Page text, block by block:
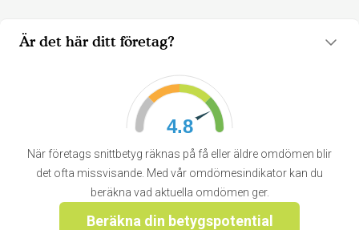
Är det här ditt företag?
4.8
När företags snittbetyg räknas på få eller äldre omdömen blir
det ofta missvisande. Med vår omdömesindikator kan du
beräkna vad aktuella omdömen ger.
Beräkna din betygspotential